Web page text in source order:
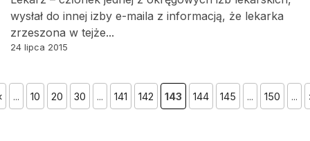
wysłał do innej izby e-maila z informacją, że lekarka
zrzeszona w tejże...
24 lipca 2015
... 10 20 30 ... 141 142 143 144 145 ... 150 ...